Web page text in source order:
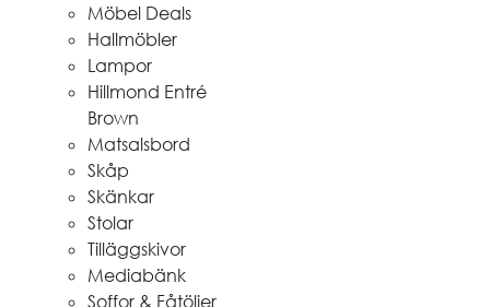
Möbel Deals
Hallmöbler
Lampor
Hillmond Entré
Brown
Matsalsbord
Skåp
Skänkar
Stolar
Tilläggskivor
Mediabänk
Soffor & Fåtöljer